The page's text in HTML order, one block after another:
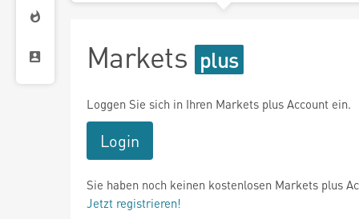
Markets
Loggen Sie sich in Ihren Markets plus Account ein.
Login
Sie haben noch keinen kostenlosen Markets plus
Jetzt registrieren!